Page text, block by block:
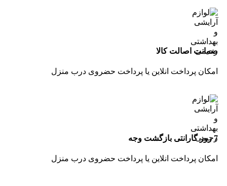
ضمانت اصالت کالا
امکان پرداخت انلاین یا پرداخت حضروی درب منزل
7 روز گارانتی بازگشت وجه
امکان پرداخت انلاین یا پرداخت حضروی درب منزل